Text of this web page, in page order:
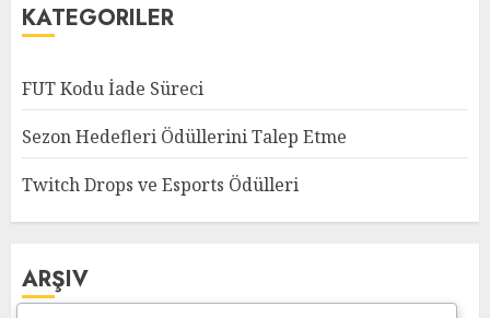
KATEGORILER
FUT Kodu İade Süreci
Sezon Hedefleri Ödüllerini Talep Etme
Twitch Drops ve Esports Ödülleri
ARŞIV